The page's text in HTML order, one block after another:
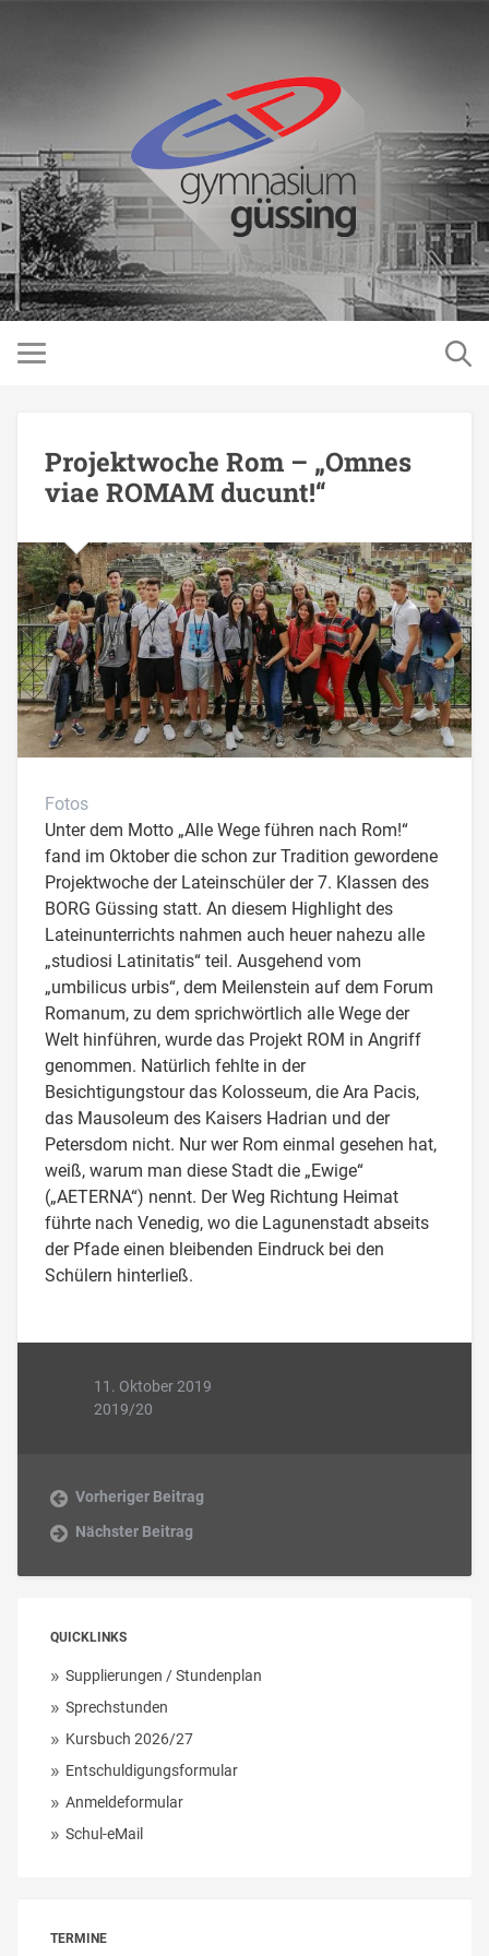
Projektwoche Rom – „Omnes
viae ROMAM ducunt!“
Fotos
Unter dem Motto „Alle Wege führen nach Rom!“
fand im Oktober die schon zur Tradition gewordene
Projektwoche der Lateinschüler der 7. Klassen des
BORG Güssing statt. An diesem Highlight des
Lateinunterrichts nahmen auch heuer nahezu alle
„studiosi Latinitatis“ teil. Ausgehend vom
„umbilicus urbis“, dem Meilenstein auf dem Forum
Romanum, zu dem sprichwörtlich alle Wege der
Welt hinführen, wurde das Projekt ROM in Angriff
genommen. Natürlich fehlte in der
Besichtigungstour das Kolosseum, die Ara Pacis,
das Mausoleum des Kaisers Hadrian und der
Petersdom nicht. Nur wer Rom einmal gesehen hat,
weiß, warum man diese Stadt die „Ewige“
(„AETERNA“) nennt. Der Weg Richtung Heimat
führte nach Venedig, wo die Lagunenstadt abseits
der Pfade einen bleibenden Eindruck bei den
Schülern hinterließ.
11. Oktober 2019
2019/20
Vorheriger Beitrag
Nächster Beitrag
QUICKLINKS
Supplierungen / Stundenplan
Sprechstunden
Kursbuch 2026/27
Entschuldigungsformular
Anmeldeformular
Schul-eMail
TERMINE